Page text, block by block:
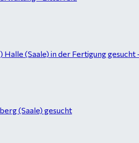
(Saale) in der Fertigung gesucht
(Saale) gesucht